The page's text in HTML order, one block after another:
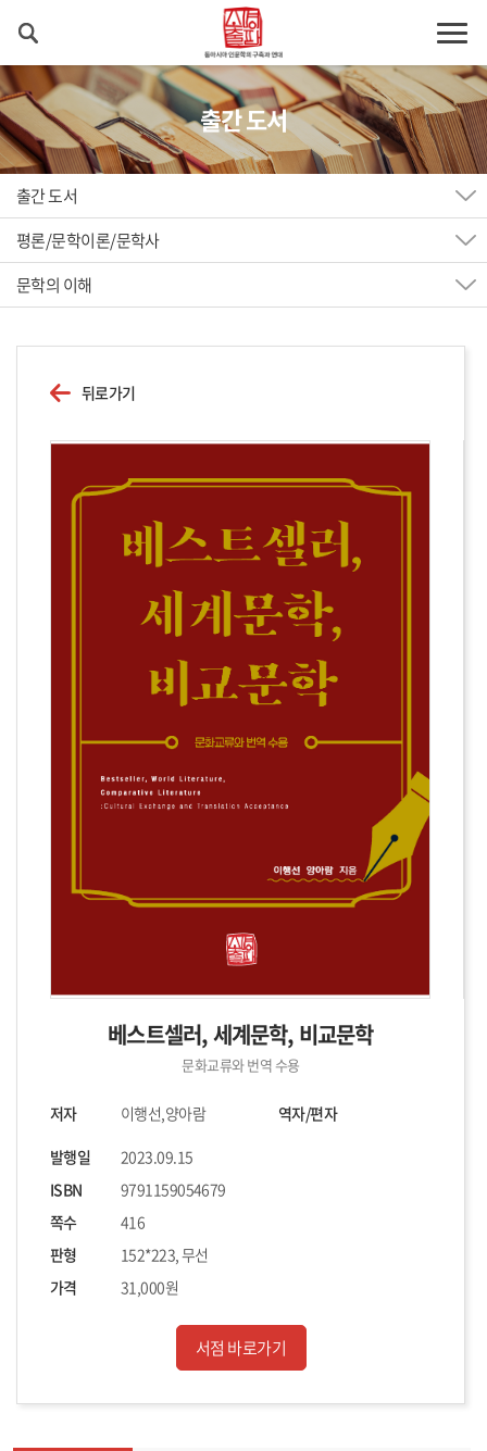
출간 도서
출간 도서
평론/문학이론/문학사
문학의 이해
뒤로가기
베스트셀러, 세계문학, 비교문학
문화교류와 번역 수용
저자 이행선,양아람
역자/편자
발행일
2023.09.15
ISBN
9791159054679
쪽수
416
판형
152*223, 무선
가격
31,000원
서점 바로가기